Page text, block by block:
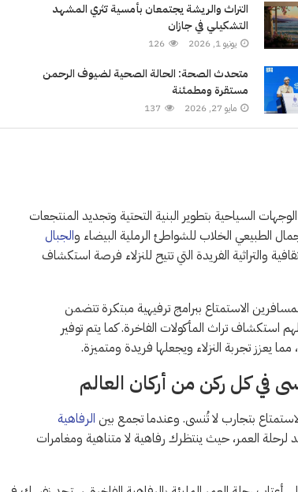
التراث والريشة يجتمعان بأمسية تثري المشهد
التشكيلي في جازان
يونيو 1, 2026 126
متحدث الصحة: الحالة الصحية لضيوف الرحمن
مستقرة ومطمئنة
مايو 27, 2026 137
العديد من الوجهات السياحية بتطوير البنية التحتية وتجديد المنتجعات
الطبيعي الخلاب للشواطئ الرملية البيضاء والجبال
والتراثية الفريدة التي تتيح للنزلاء فرصة استكشاف
يمكن للمسافرين الاستمتاع ببرامج ترفيهية مبتكرة تتضمن
تراث المأكولات الفاخرة. كما يتم توفير
تجربة النزلاء ويجعلها فريدة ومتميزة.
في كل ركن من أركان العالم
بتجارب لا تُنسى. وعندما تجمع بين الرفاهية
لرحلة العمر، حيث ينتظرك رفاهية لا متناهية ومغامرات